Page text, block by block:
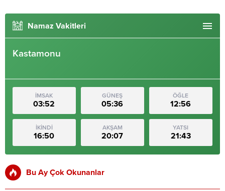
Namaz Vakitleri
Kastamonu
İMSAK
03:52
GÜNEŞ
05:36
ÖĞLE
12:56
İKİNDİ
16:50
AKŞAM
20:07
YATSI
21:43
Bu Ay Çok Okunanlar